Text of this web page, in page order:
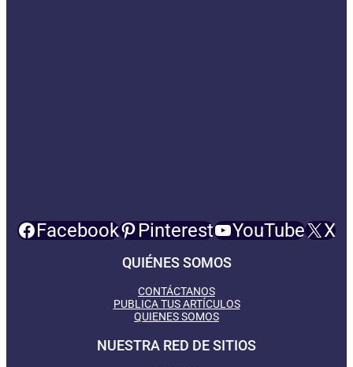
Facebook Pinterest YouTube X
QUIÉNES SOMOS
CONTÁCTANOS
PUBLICA TUS ARTÍCULOS
QUIENES SOMOS
NUESTRA RED DE SITIOS